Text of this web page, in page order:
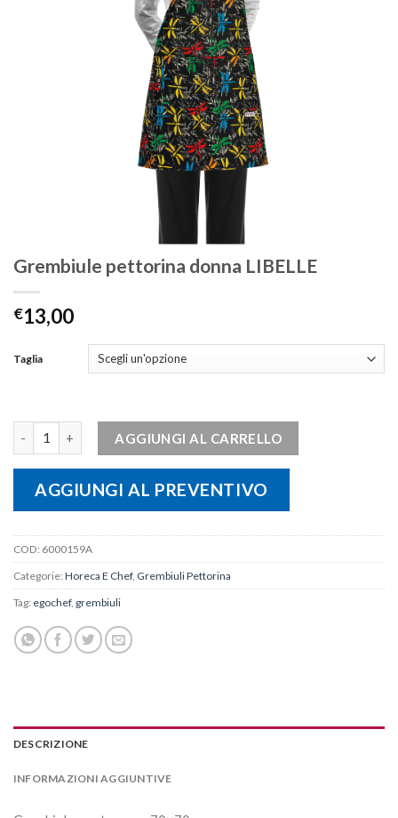
Grembiule pettorina donna LIBELLE
€13,00
Taglia
AGGIUNGI AL CARRELLO
AGGIUNGI AL PREVENTIVO
COD: 6000159A
Categorie: Horeca E Chef, Grembiuli Pettorina
Tag: egochef, grembiuli
DESCRIZIONE
INFORMAZIONI AGGIUNTIVE